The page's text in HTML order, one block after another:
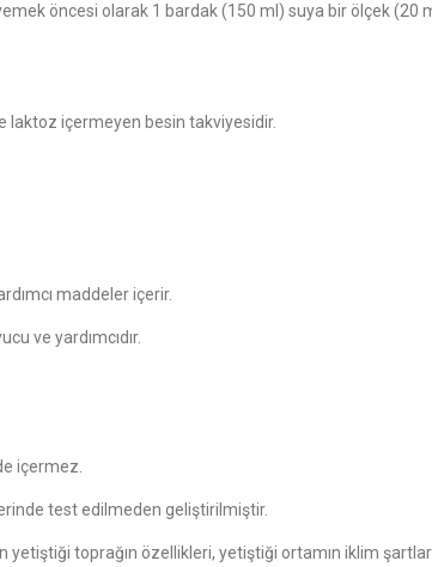
öncesi olarak 1 bardak (150 ml) suya bir ölçek (20
içermeyen besin takviyesidir.
maddeler içerir.
ve yardımcıdır.
içermez.
test edilmeden geliştirilmiştir.
toprağın özellikleri, yetiştiği ortamın iklim